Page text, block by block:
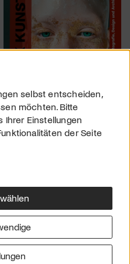
Impressum
selbst entscheiden,
möchten. Bitte
Ihrer Einstellungen
der Seite